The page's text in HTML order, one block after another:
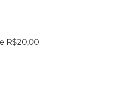
R$20,00.